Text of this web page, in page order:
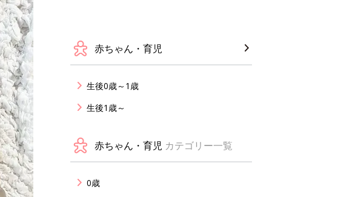
赤ちゃん・育児
生後0歳～1歳
生後1歳～
赤ちゃん・育児 カテゴリー一覧
0歳